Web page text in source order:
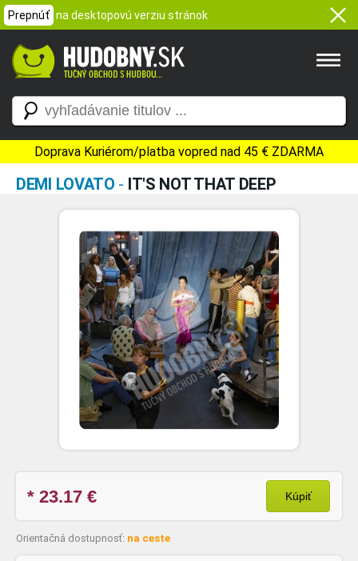
Prepnúť na desktopovú verziu stránok
Doprava Kuriérom/platba vopred nad 45 € ZDARMA
DEMI LOVATO - IT'S NOT THAT DEEP
* 23.17 € Kúpiť
Orientačná dostupnosť: na ceste